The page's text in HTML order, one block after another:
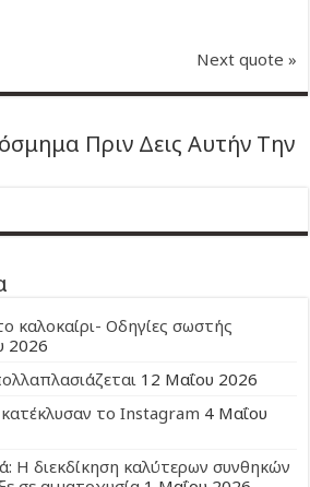
Next quote »
Πριν Δεις Αυτήν Την
καλοκαίρι- Οδηγίες σωστής
2026
12 Μαΐου 2026
το Instagram 4 Μαΐου
Η διεκδίκηση καλύτερων συνθηκών